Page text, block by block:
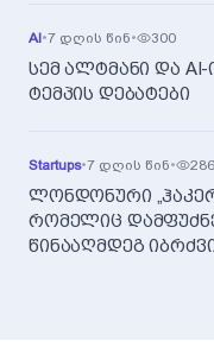
AI•7 დღის წინ• 300
სემ ალტმანი და AI-
ტემპის დებატები
Startups•7 დღის წინ• 286
ლონდონური
რომელიც
წინააღმდეგ